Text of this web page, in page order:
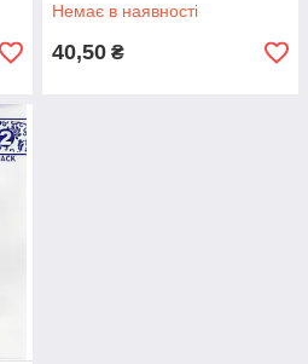
Немає в наявності
40,50 ₴